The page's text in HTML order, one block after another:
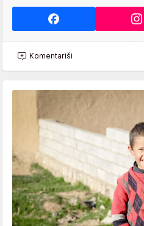
Komentariši